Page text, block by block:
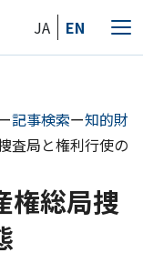
JA EN
メ
ー
記事検索ー知的財
査局と権利行使の
権総局捜